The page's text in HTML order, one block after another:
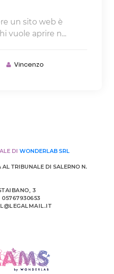
un sito web è
vuole aprire n...
Vincenzo
DI WONDERLAB SRL
AL TRIBUNALE DI SALERNO N.
3
05767930653